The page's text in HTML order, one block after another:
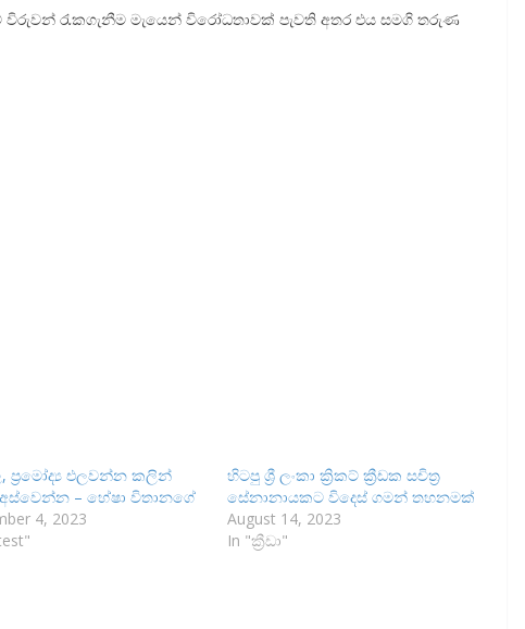
විරුවන් රැකගැනීම මැයෙන් විරෝධතාවක් පැවති අතර එය සමගි තරුණ
ප්‍රමෝද්‍ය එලවන්න කලින්
– හේෂා විතානගේ
4, 2023
හිටපු ශ්‍රී ලංකා ක්‍රිකට් ක්‍රීඩක සචිත්‍ර
සේනානායකට විදෙස් ගමන් තහනමක්
August 14, 2023
In "ක්‍රීඩා"